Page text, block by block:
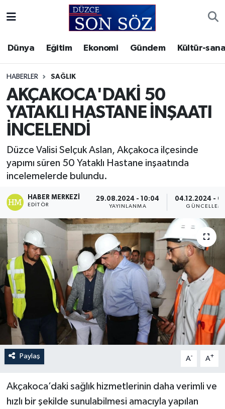
Dünya Eğitim Ekonomi Gündem Kültür-
HABERLER SAĞLIK
AKÇAKOCA'DAKİ 50
YATAKLI HASTANE İNŞAATI
İNCELENDİ
Düzce Valisi Selçuk Aslan, Akçakoca ilçesinde
yapımı süren 50 Yataklı Hastane inşaatında
incelemelerde bulundu.
HABER MERKEZI
EDITÖR
29.08.2024 - 10:04
YAYINLANMA
04.12.2024 -
Paylaş A- A+
Akçakoca’daki sağlık hizmetlerinin daha verimli ve
hızlı bir şekilde sunulabilmesi amacıyla yapılan
Gizlilik Sözleşmesi
İletişim
Künye
Akçakoca Hava Durumu
Akçakoca Trafik Yoğunluk Haritası
Süper Lig Puan Durumu ve Fikstür
Son Dakika Haberleri